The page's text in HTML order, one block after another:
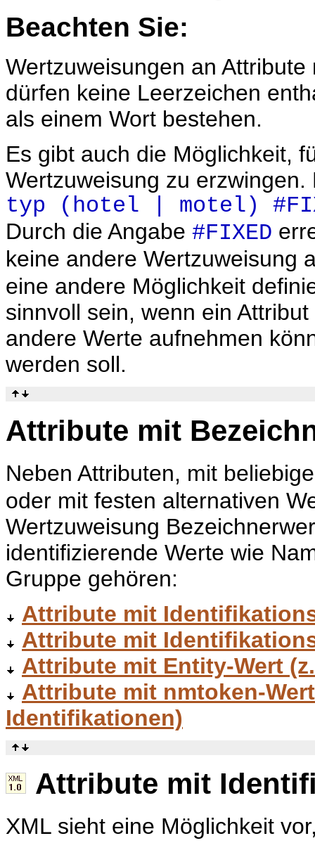
Beachten Sie:
Wertzuweisungen an
dürfen keine Leerzeichen
als einem Wort bestehen.
Es gibt auch die Möglichkeit,
Wertzuweisung zu
typ (hotel | motel)
Durch die Angabe #FIXED
keine andere Wertzuweisung
eine andere Möglichkeit
sinnvoll sein, wenn ein
andere Werte aufnehmen
werden soll.
Attribute mit
Neben Attributen, mit
oder mit festen alternativen
Wertzuweisung
identifizierende Werte wie
Gruppe gehören:
Attribute mit
Attribute mit
Attribute mit Entity-Wert
Attribute mit nmtoken-
Identifikationen)
Attribute mit
XML sieht eine Möglichkeit